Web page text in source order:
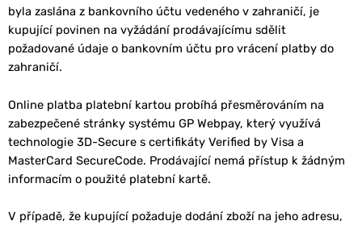
byla zaslána z bankovního účtu vedeného v zahraničí, je
kupující povinen na vyžádání prodávajícímu sdělit
požadované údaje o bankovním účtu pro vrácení platby do
zahraničí.
Online platba platební kartou probíhá přesměrováním na
zabezpečené stránky systému GP Webpay, který využívá
technologie 3D-Secure s certifikáty Verified by Visa a
MasterCard SecureCode. Prodávající nemá přístup k žádným
informacím o použité platební kartě.
V případě, že kupující požaduje dodání zboží na jeho adresu,